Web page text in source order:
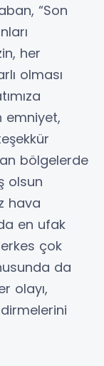
“Son
her
olması
emniyet,
bölgelerde
olsun
hava
en ufak
çok
da
olayı,